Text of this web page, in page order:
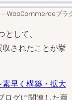
WooCommerceプラ
して、
されたことが挙
早く構築・拡大
ログに関連した商